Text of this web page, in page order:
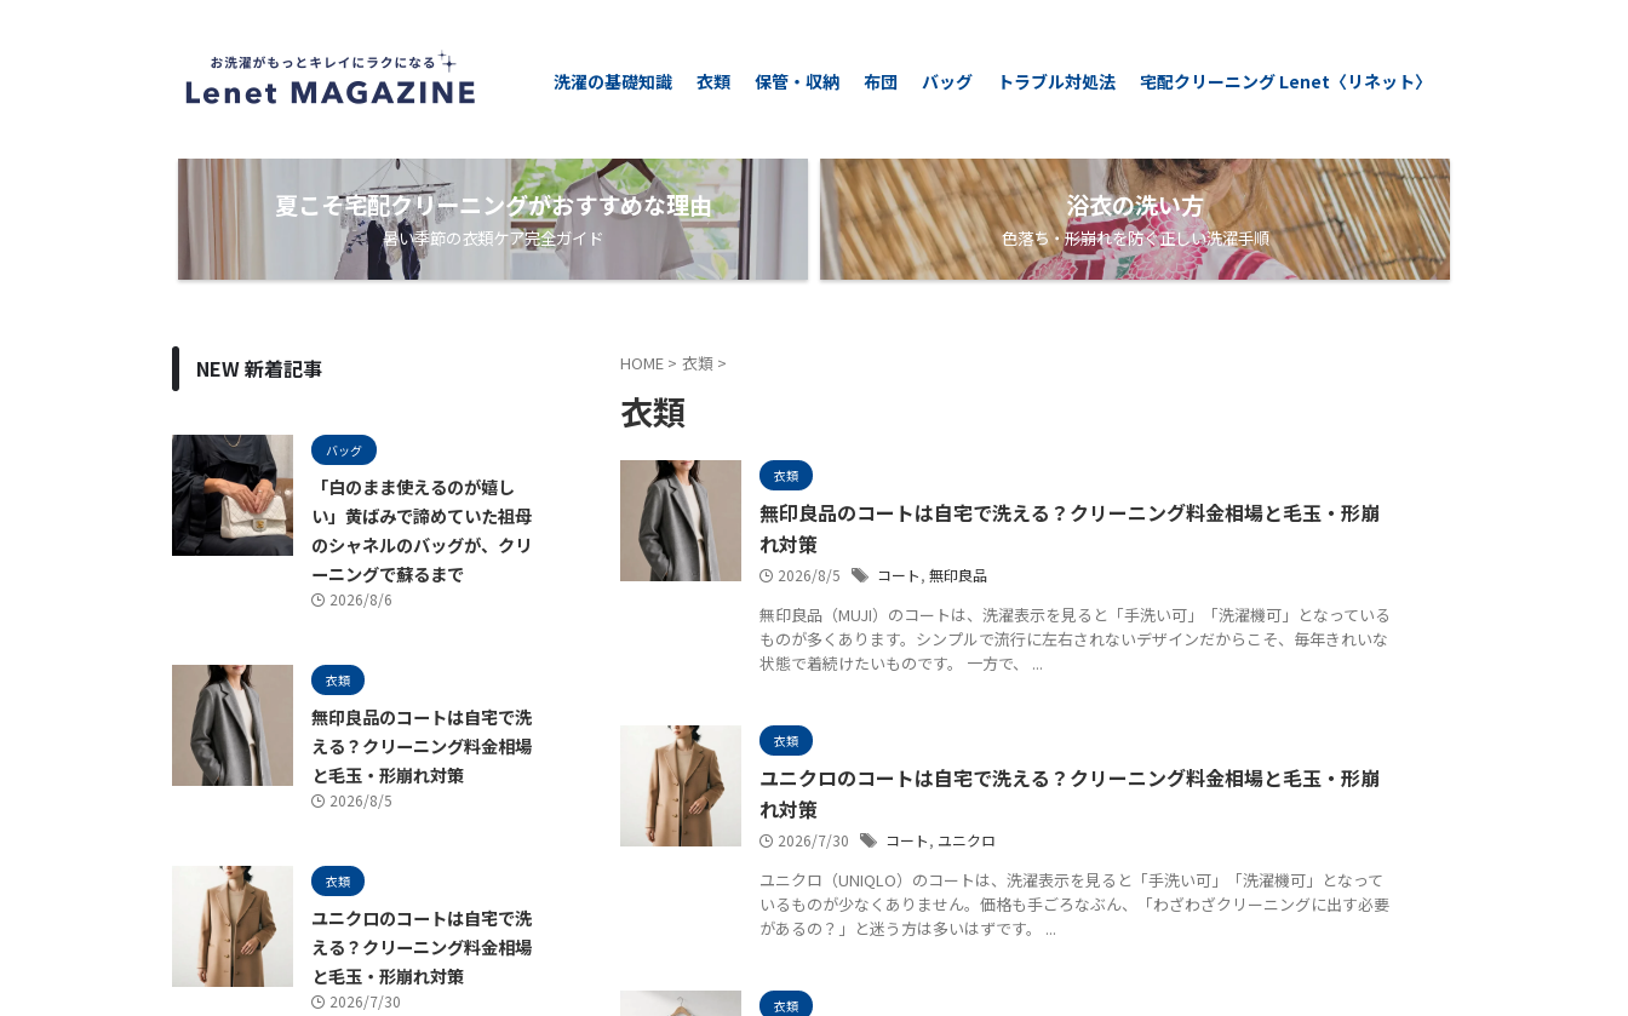
類
ケ
洗
ウ
ハ
ウ
メ
洗濯の基礎知識 衣類 保管・収納 布団 バッグ トラブル対処法 宅配クリーニング Lenet〈リネット〉
夏こそ宅配クリーニングがおすすめな理由
暑い季節の衣類ケア完全ガイド
浴衣の洗い方
色落ち・形崩れを防ぐ正しい洗濯手順
HOME > 衣類 >
衣類
衣類
無印良品のコートは自宅で洗える？クリーニング料金相場と毛玉・形崩
れ対策
2026/8/5 コート, 無印良品
無印良品（MUJI）のコートは、洗濯表示を見ると「手洗い可」「洗濯機可」となっている
ものが多くあります。シンプルで流行に左右されないデザインだからこそ、毎年きれいな
状態で着続けたいものです。 一方で、 ...
衣類
ユニクロのコートは自宅で洗える？クリーニング料金相場と毛玉・形崩
れ対策
2026/7/30 コート, ユニクロ
ユニクロ（UNIQLO）のコートは、洗濯表示を見ると「手洗い可」「洗濯機可」となって
いるものが少なくありません。価格も手ごろなぶん、「わざわざクリーニングに出す必要
があるの？」と迷う方は多いはずです。 ...
衣類
NEW 新着記事
バッグ
「白のまま使えるのが嬉し
い」黄ばみで諦めていた祖母
のシャネルのバッグが、クリ
ーニングで蘇るまで
2026/8/6
衣類
無印良品のコートは自宅で洗
える？クリーニング料金相場
と毛玉・形崩れ対策
2026/8/5
衣類
ユニクロのコートは自宅で洗
える？クリーニング料金相場
と毛玉・形崩れ対策
2026/7/30